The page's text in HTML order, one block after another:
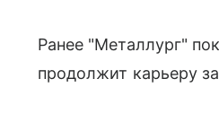
Ранее "Металлург"
продолжит карьеру